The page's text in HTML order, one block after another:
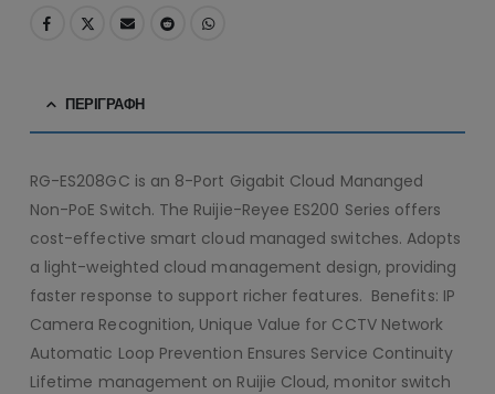
ΠΕΡΙΓΡΑΦΉ
RG-ES208GC is an 8-Port Gigabit Cloud Mananged
Non-PoE Switch. The Ruijie-Reyee ES200 Series offers
cost-effective smart cloud managed switches. Adopts
a light-weighted cloud management design, providing
faster response to support richer features. Benefits: IP
Camera Recognition, Unique Value for CCTV Network
Automatic Loop Prevention Ensures Service Continuity
Lifetime management on Ruijie Cloud, monitor switch